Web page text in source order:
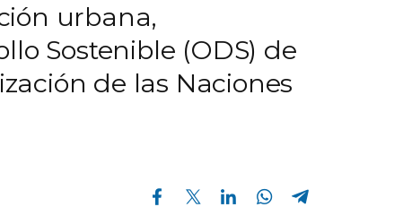
urbana,
Sostenible (ODS) de
de las Naciones
Compartir en Facebook Compartir en Twitter Compartir en Linkedin Compartir en Whatsapp